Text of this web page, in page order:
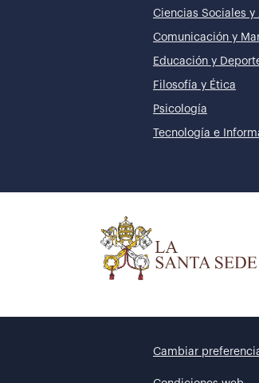
Ciencias Sociales y
Comunicación y
Educación y
Filosofía y Ética
Psicología
Tecnología e
Cambiar